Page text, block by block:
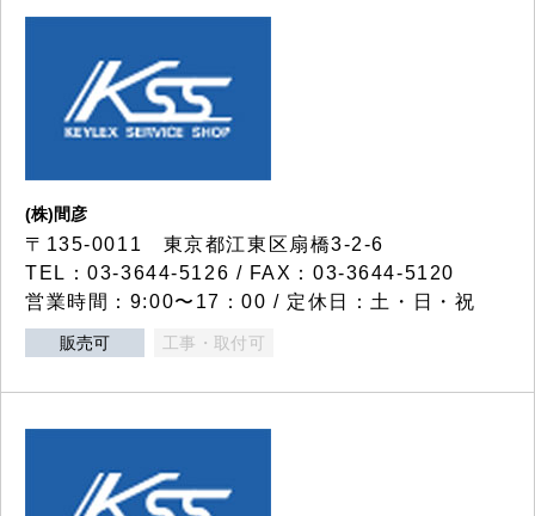
(株)間彦
〒135-0011 東京都江東区扇橋3-2-6
TEL：03-3644-5126 / FAX：03-3644-5120
営業時間：9:00〜17：00 / 定休日：土・日・祝
販売可 工事・取付可